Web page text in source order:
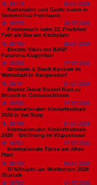
Nr. 18771
19.07.2026
Kameraden und Gäste waren in
Sommerfest-Feierlaune
Nr. 18770
18.07.2026
Fotobesuch beim 22. Fischfest
Feld am See am Kirchplatz
Nr. 18769
18.07.2026
Electric Vibes mit BASF -
Fanarena Klagenfurt
Nr. 18768
17.07.2026
Strottern & Blech Konzert im
Wirtstdadl in Rangersdorf
Nr. 18767
17.07.2026
Bruder David Steindl Rast zu
Besuch in Grosskirchheim
Nr. 18766
17.07.2026
Internationalen Kinderfestivals
2026 in der Burg
Nr. 18765
17.07.2026
Internationalen Kinderfestivals
2026 – Eröffnung im Wappensaal
Nr. 18764
17.07.2026
Internationale Tänze am Alten
Platz
Nr. 18763
14.07.2026
STARnacht am Wörthersee 2026
/Startalk
Nr. 18762
14.07.2026